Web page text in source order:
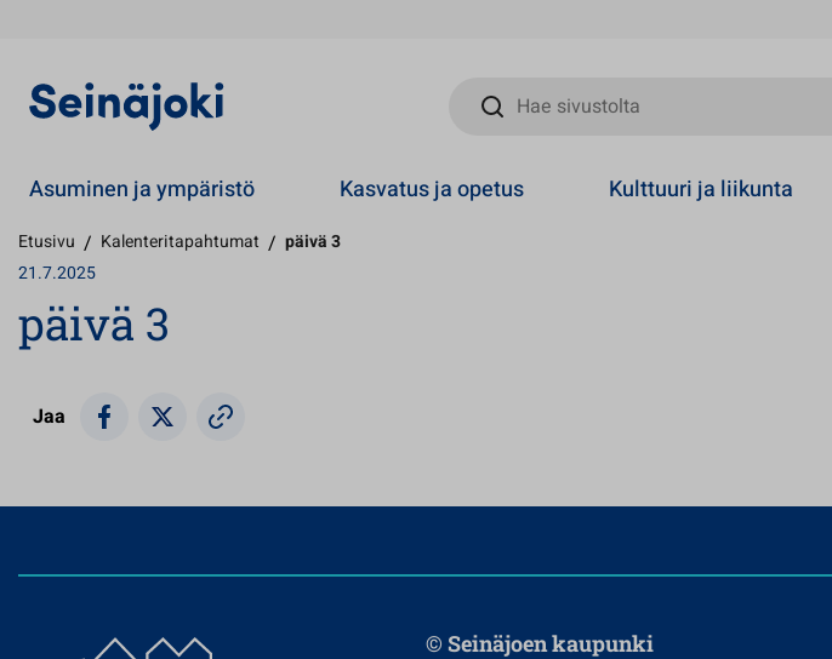
Hae sivustolta
Asuminen ja ympäristö Kasvatus ja opetus Kulttuuri ja liikunta
Etusivu / Kalenteritapahtumat / päivä 3
21.7.2025
päivä 3
Jaa
© Seinäjoen kaupunki